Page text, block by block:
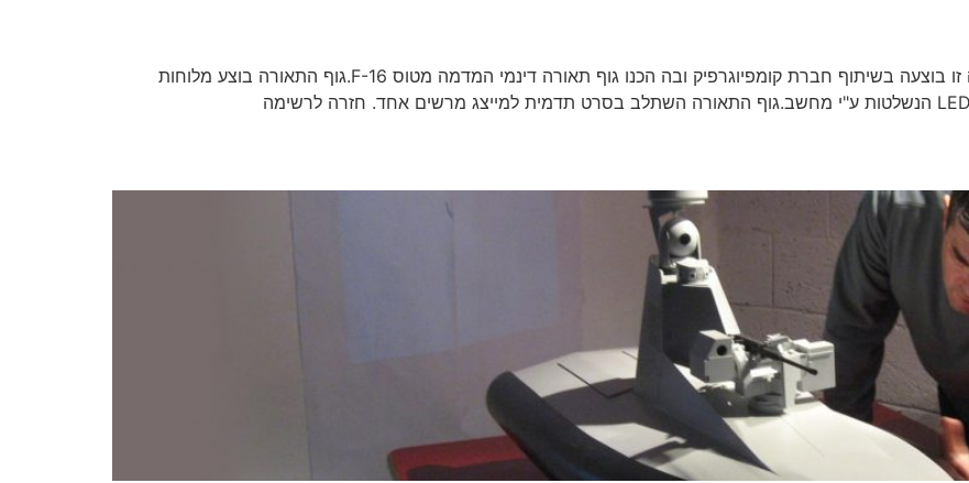
מצגת מערכות הגנה אווירית F-16לקוח: אלישרא עבודה זו בוצעה בשיתוף חברת קומפיוגרפיק ובה הכנו גוף תאורה דינמי המדמה מטוס F-16.גוף התאורה בוצע מלוחות